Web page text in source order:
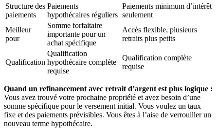
Structure des
paiements
Paiements
hypothécaires réguliers
Paiements minimum d’intérêt
seulement
Meilleur
pour
Somme forfaitaire
importante pour un
achat spécifique
Accès flexible, plusieurs
retraits plus petits
Qualification
Qualification
hypothécaire complète
requise
Qualification complète
requise
Quand un refinancement avec retrait d’argent est plus logique :
Vous avez trouvé votre prochaine propriété et avez besoin d’une
somme spécifique pour le versement initial. Vous voulez un taux
fixe et des paiements prévisibles. Vous êtes à l’aise de verrouiller un
nouveau terme hypothécaire.